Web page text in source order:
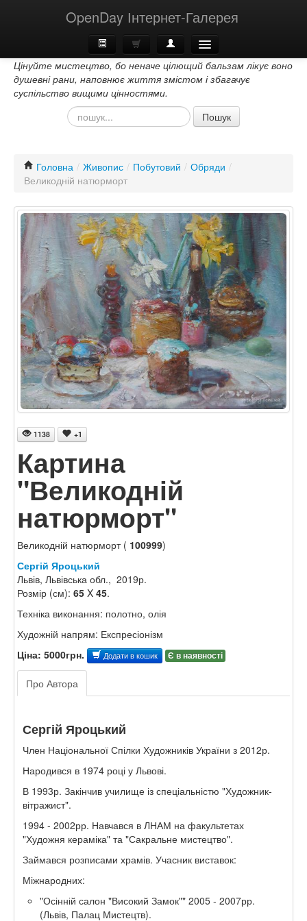
OpenDay Інтернет-Галерея
Головна
Про Нас
Цінуйте мистецтво, бо неначе цілющий бальзам лікує воно
душевні рани, наповнює життя змістом і збагачує
суспільство вищими цінностями.
Пошук
Головна / Живопис / Побутовий / Обряди /
Великодній натюрморт
1138 +1
Картина
"Великодній
натюрморт"
Великодній натюрморт ( 100999)
Сергій Яроцький
Львів, Львівська обл., 2019р.
Розмір (см): 65 X 45.
Техніка виконання: полотно, олія
Художній напрям: Експресіонізм
Ціна: 5000грн.
Додати в кошик Є в наявності
Про Автора
Сергій Яроцький
Член Національної Спілки Художників України з 2012р.
Народився в 1974 році у Львові.
В 1993р. Закінчив училище із спеціальністю "Художник-
вітражист".
1994 - 2002рр. Навчався в ЛНАМ на факультетах
"Художня кераміка" та "Сакральне мистецтво".
Займався розписами храмів. Учасник виставок:
Міжнародних:
"Осінній салон "Високий Замок"" 2005 - 2007рр.
(Львів, Палац Мистецтв).